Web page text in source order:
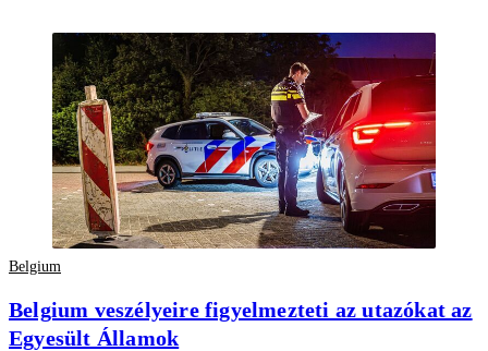
Belgium
Belgium veszélyeire figyelmezteti az utazókat az
Egyesült Államok